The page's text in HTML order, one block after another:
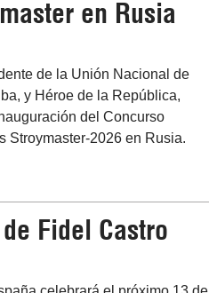
en Rusia
de la Unión Nacional de
y Héroe de la República,
del Concurso
Stroymaster-2026 en Rusia.
Fidel Castro